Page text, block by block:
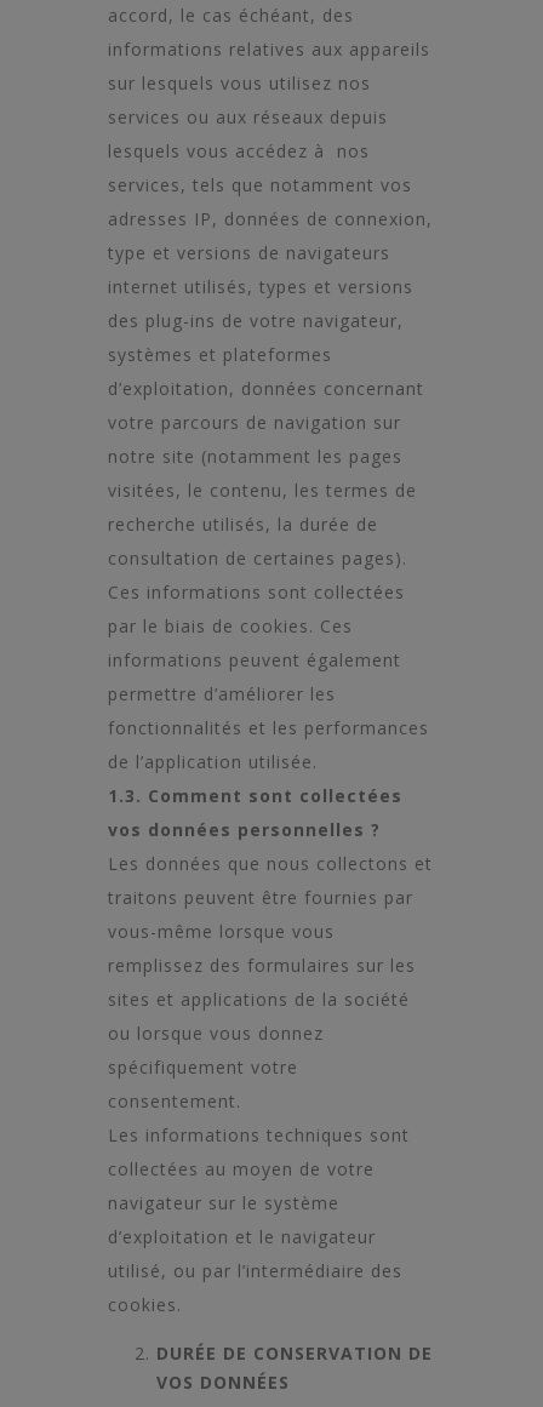
accord, le cas échéant, des
informations relatives aux appareils
sur lesquels vous utilisez nos
services ou aux réseaux depuis
lesquels vous accédez à nos
services, tels que notamment vos
adresses IP, données de connexion,
type et versions de navigateurs
internet utilisés, types et versions
des plug-ins de votre navigateur,
systèmes et plateformes
d’exploitation, données concernant
votre parcours de navigation sur
notre site (notamment les pages
visitées, le contenu, les termes de
recherche utilisés, la durée de
consultation de certaines pages).
Ces informations sont collectées
par le biais de cookies. Ces
informations peuvent également
permettre d’améliorer les
fonctionnalités et les performances
de l’application utilisée.
1.3. Comment sont collectées
vos données personnelles ?
Les données que nous collectons et
traitons peuvent être fournies par
vous-même lorsque vous
remplissez des formulaires sur les
sites et applications de la société
ou lorsque vous donnez
spécifiquement votre
consentement.
Les informations techniques sont
collectées au moyen de votre
navigateur sur le système
d’exploitation et le navigateur
utilisé, ou par l’intermédiaire des
cookies.
DURÉE DE CONSERVATION DE
VOS DONNÉES